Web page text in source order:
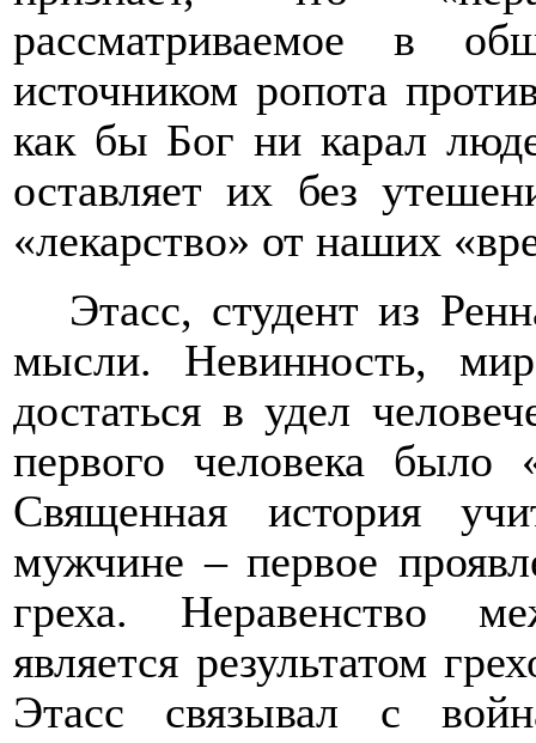
рассматриваемое в
источником ропота
как бы Бог ни карал
оставляет их без
«лекарство» от наших
Этасс, студент из
мысли. Невинность,
достаться в удел
первого человека было
Священная история
мужчине – первое
греха. Неравенство
является результатом
Этасс связывал с